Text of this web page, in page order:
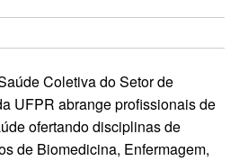
Coletiva do Setor de
UFPR abrange profissionais de
ofertando disciplinas de
de Biomedicina, Enfermagem,